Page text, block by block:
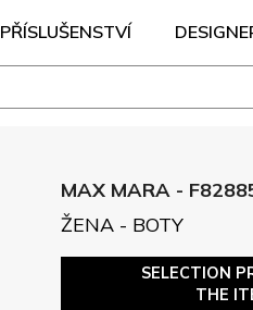
PŘÍSLUŠENSTVÍ
MAX MARA -
ŽENA - BOTY
SELECTION
THE